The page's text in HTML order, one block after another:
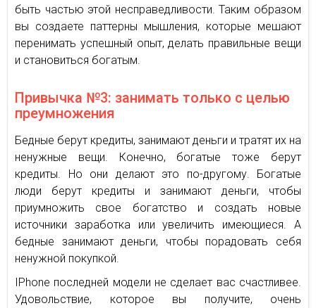
быть частью этой несправедливости. Таким образом
вы создаете паттерны мышления, которые мешают
перенимать успешный опыт, делать правильные вещи
и становиться богатым.
Привычка №3: занимать только с целью
преумножения
Бедные берут кредиты, занимают деньги и тратят их на
ненужные вещи. Конечно, богатые тоже берут
кредиты. Но они делают это по-другому. Богатые
люди берут кредиты и занимают деньги, чтобы
приумножить свое богатство и создать новые
источники заработка или увеличить имеющиеся. А
бедные занимают деньги, чтобы порадовать себя
ненужной покупкой.
IPhone последней модели не сделает вас счастливее.
Удовольствие, которое вы получите, очень